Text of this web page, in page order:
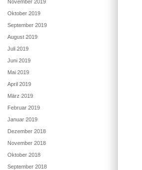
November 2019
Oktober 2019
September 2019
August 2019
Juli 2019
Juni 2019
Mai 2019
April 2019
März 2019
Februar 2019
Januar 2019
Dezember 2018
November 2018
Oktober 2018
September 2018